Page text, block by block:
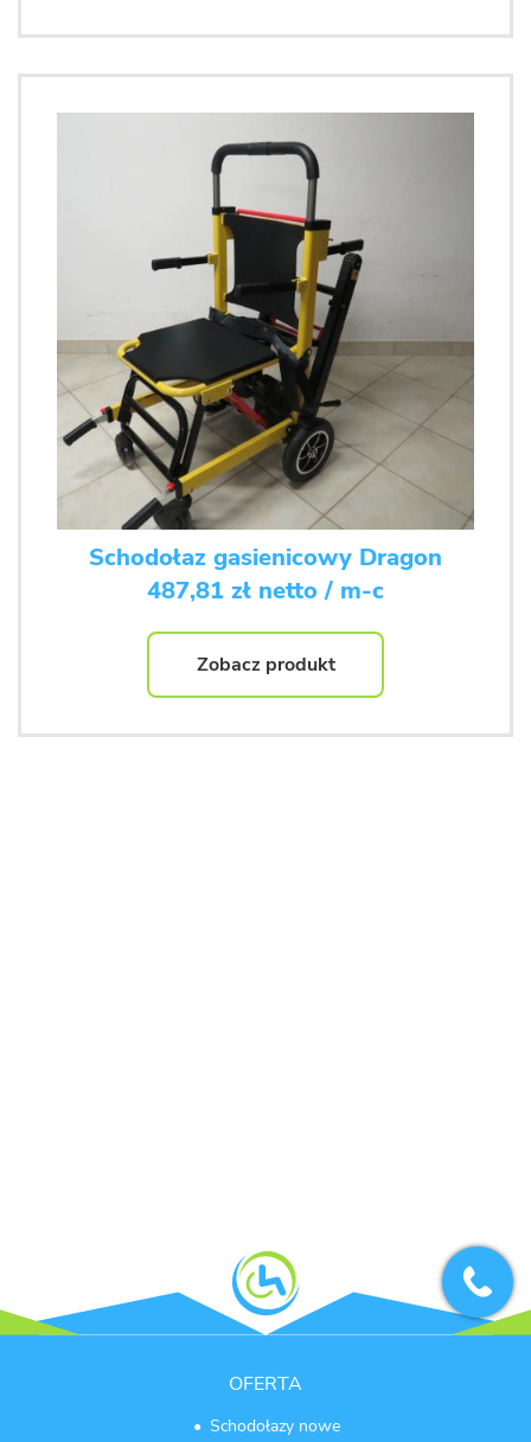
Schodołaz gasienicowy Dragon
487,81 zł netto / m-c
Zobacz produkt
OFERTA
Schodołazy nowe